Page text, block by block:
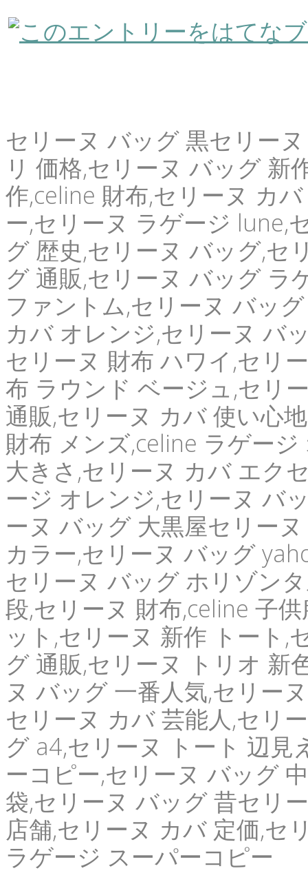
セリーヌ バッグ 黒セリー
リ 価格,セリーヌ バッグ 新
作,celine 財布,セリーヌ カ
ー,セリーヌ ラゲージ lune,
グ 歴史,セリーヌ バッグ,セ
グ 通販,セリーヌ バッグ ラ
ファントム,セリーヌ バッ
カバ オレンジ,セリーヌ バ
セリーヌ 財布 ハワイ,セリ
布 ラウンド ベージュ,セリ
通販,セリーヌ カバ 使い心
財布 メンズ,celine ラゲー
大きさ,セリーヌ カバ エク
ージ オレンジ,セリーヌ バ
ーヌ バッグ 大黒屋セリー
カラー,セリーヌ バッグ
セリーヌ バッグ ホリゾン
段,セリーヌ 財布,celine 子
ット,セリーヌ 新作 トート,
グ 通販,セリーヌ トリオ 新
ヌ バッグ 一番人気,セリー
セリーヌ カバ 芸能人,セリ
グ a4,セリーヌ トート 辺
ーコピー,セリーヌ バッグ
袋,セリーヌ バッグ 昔セリ
店舗,セリーヌ カバ 定価,セ
ラゲージ スーパーコピー